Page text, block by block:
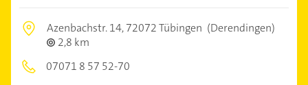
Azenbachstr. 14,72072 Tübingen (Derendingen)
2,8 km
07071 8 57 52-70